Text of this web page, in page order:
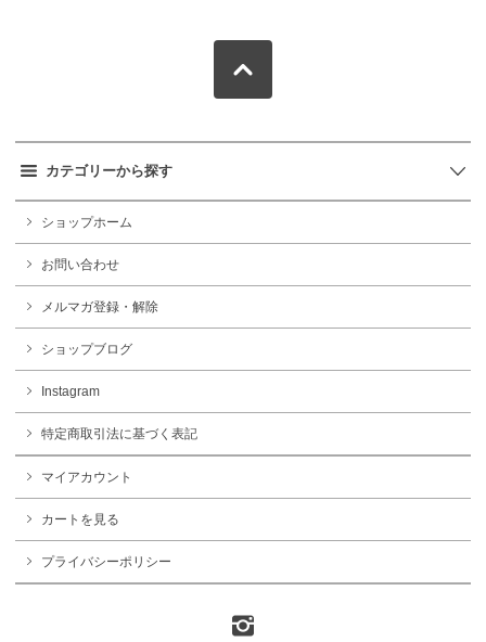
カテゴリーから探す
ショップホーム
お問い合わせ
メルマガ登録・解除
ショップブログ
Instagram
特定商取引法に基づく表記
マイアカウント
カートを見る
プライバシーポリシー